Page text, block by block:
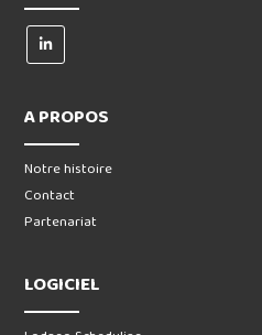
A PROPOS
Notre histoire
Contact
Partenariat
LOGICIEL